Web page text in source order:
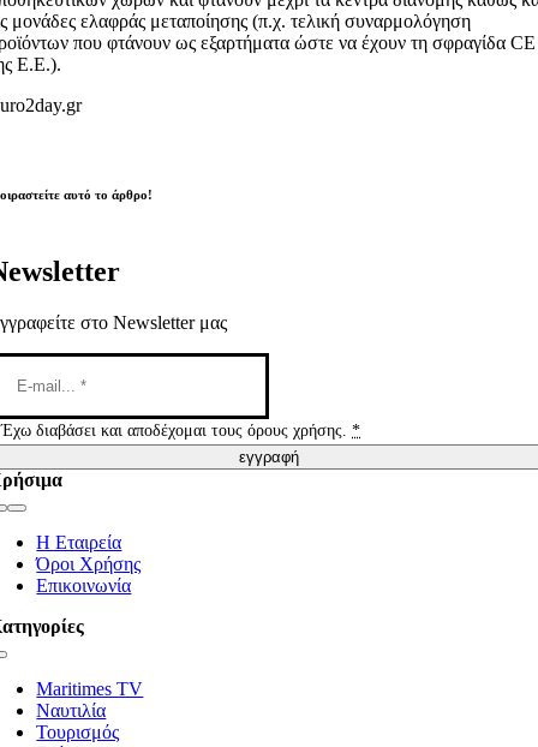
μονάδες ελαφράς μεταποίησης (π.χ. τελική συναρμολόγηση
που φτάνουν ως εξαρτήματα ώστε να έχουν τη σφραγίδα CE
Ε.Ε.).
αυτό το άρθρο!
στο Newsletter μας
Έχω διαβάσει και αποδέχομαι τους όρους χρήσης.*
εγγραφή
Η Εταιρεία
Όροι Χρήσης
Επικοινωνία
Maritimes TV
Ναυτιλία
Τουρισμός